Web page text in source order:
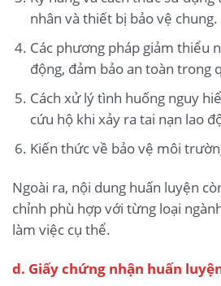
nhân và thiết bị bảo vệ chung.
Các phương pháp giảm thiểu
động, đảm bảo an toàn trong
Cách xử lý tình huống nguy
cứu hộ khi xảy ra tai nạn lao
Kiến thức về bảo vệ môi
Ngoài ra, nội dung huấn luyện
chỉnh phù hợp với từng loại
làm việc cụ thể.
d. Giấy chứng nhận huấn